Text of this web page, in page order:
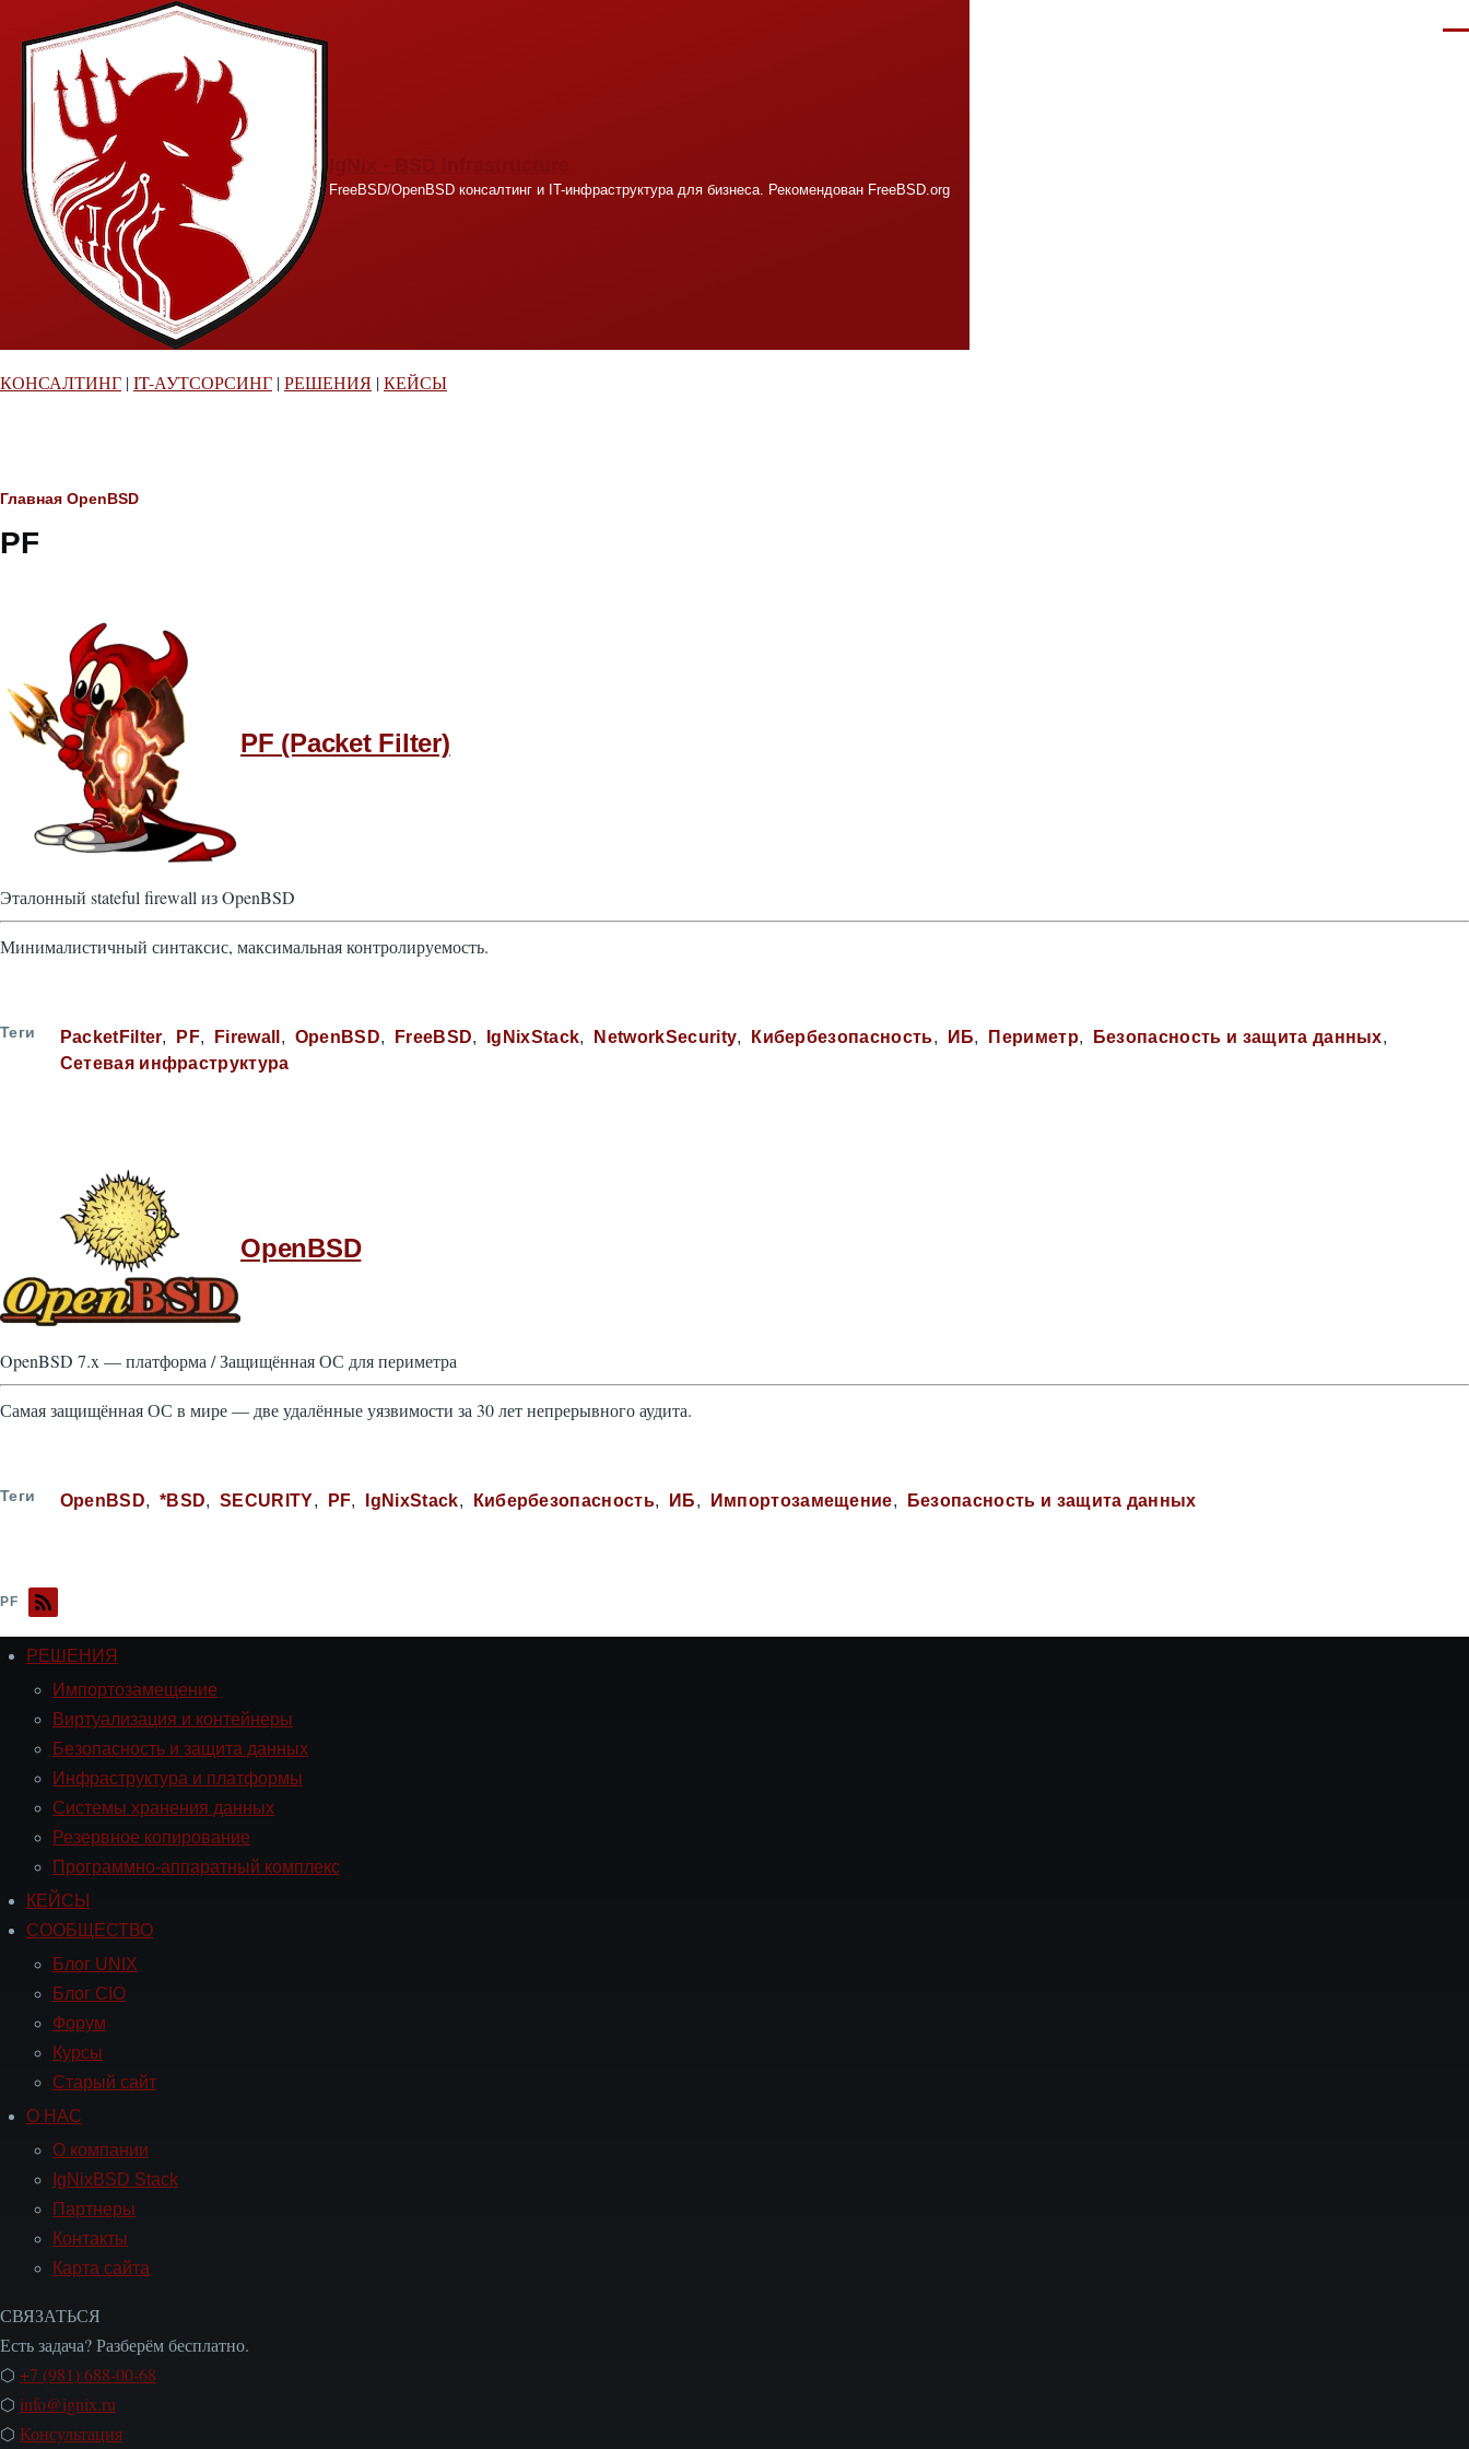
Перейти к основному содержанию
FreeBSD/OpenBSD консалтинг и IT-инфраструктура для бизнеса. Рекомендован FreeBSD.org
КОНСАЛТИНГ |IT-АУТСОРСИНГ |РЕШЕНИЯ |КЕЙСЫ
Строка
навигации
Главная OpenBSD
PF
PF (Packet Filter)
Эталонный stateful firewall из OpenBSD
Минималистичный синтаксис, максимальная контролируемость.
Теги PacketFilter PF Firewall OpenBSD FreeBSD IgNixStack NetworkSecurity Кибербезопасность ИБ Периметр
Безопасность и защита данных
Сетевая инфраструктура
OpenBSD
OpenBSD 7.x — платформа / Защищённая ОС для периметра
Самая защищённая ОС в мире — две удалённые уязвимости за 30 лет непрерывного аудита.
Теги OpenBSD *BSD SECURITY PF IgNixStack Кибербезопасность ИБ Импортозамещение Безопасность и защита данных
PF
Навигация
РЕШЕНИЯ
РЕШЕНИЯ
Импортозамещение
Виртуализация и контейнеры
Безопасность и защита данных
Инфраструктура и платформы
Системы хранения данных
Резервное копирование
Программно-аппаратный комплекс
Навигация
СООБЩЕСТВО
КЕЙСЫ
СООБЩЕСТВО
Блог UNIX
Блог CIO
Форум
Курсы
Старый сайт
Навигация
О НАС
О компании
IgNixBSD Stack
Партнеры
Контакты
Карта сайта
СВЯЗАТЬСЯ
Есть задача? Разберём бесплатно.
⬡ +7 (981) 688-00-68
⬡ info@ignix.ru
⬡ Консультация